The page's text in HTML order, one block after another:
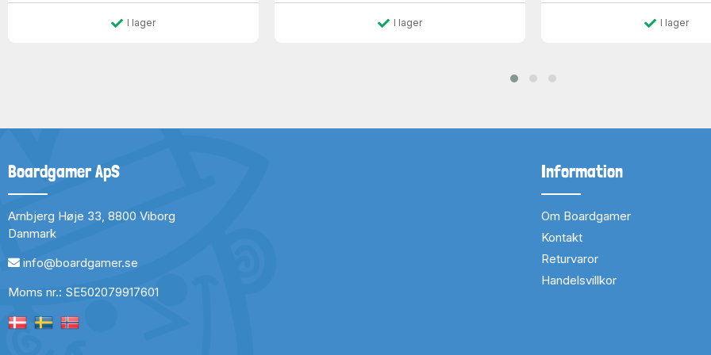
I lager I lager I lager
Boardgamer ApS
Arnbjerg Høje 33, 8800 Viborg
Danmark
info@boardgamer.se
Moms nr.: SE502079917601
Information
Om Boardgamer
Kontakt
Returvaror
Handelsvillkor